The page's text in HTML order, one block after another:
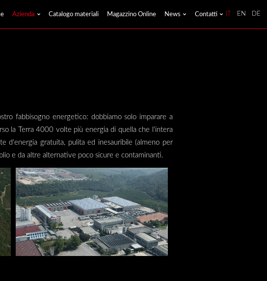
Azienda Catalogo materiali Magazzino Online News Contatti EN DE
fabbisogno energetico: dobbiamo solo imparare a
la Terra 4000 volte più energia di quella che l'intera
d'energia gratuita, pulita ed inesauribile (almeno per
e da altre alternative poco sicure e contaminanti.